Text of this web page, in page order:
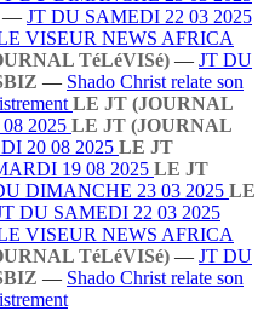
— JT DU SAMEDI 22 03 2025
VISEUR NEWS AFRICA
TéLéVISé) — JT DU
— Shado Christ relate son
LE JT (JOURNAL
2025 LE JT (JOURNAL
20 08 2025 LE JT
19 08 2025 LE JT
DIMANCHE 23 03 2025 LE
DU SAMEDI 22 03 2025
VISEUR NEWS AFRICA
TéLéVISé) — JT DU
— Shado Christ relate son